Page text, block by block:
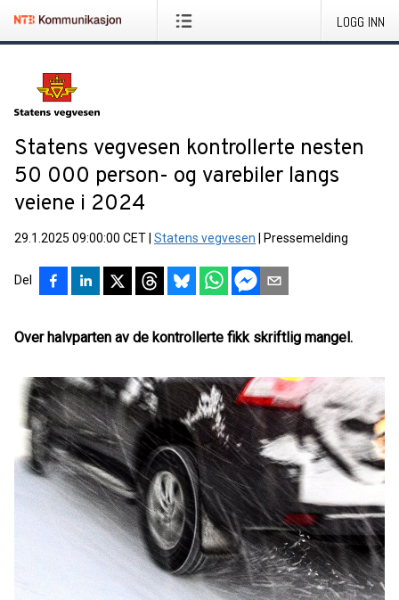
LOGG INN
Statens vegvesen kontrollerte nesten
50 000 person- og varebiler langs
veiene i 2024
29.1.2025 09:00:00 CET Statens vegvesen Pressemelding
Del
Over halvparten av de kontrollerte fikk skriftlig mangel.